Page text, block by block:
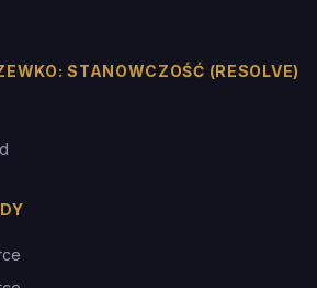
STANOWCZOŚĆ (RESOLVE)